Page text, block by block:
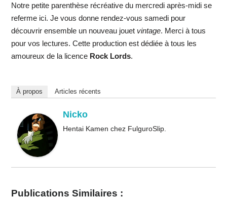
Notre petite parenthèse récréative du mercredi après-midi se
referme ici. Je vous donne rendez-vous samedi pour
découvrir ensemble un nouveau jouet vintage. Merci à tous
pour vos lectures. Cette production est dédiée à tous les
amoureux de la licence Rock Lords.
À propos Articles récents
Nicko
Hentai Kamen chez FulguroSlip.
Publications Similaires :